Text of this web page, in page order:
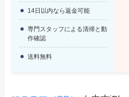
14日以内なら返金可能
専門スタッフによる清掃と動
作確認
送料無料